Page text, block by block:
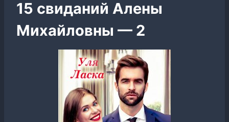
15 свиданий Алены
Михайловны — 2